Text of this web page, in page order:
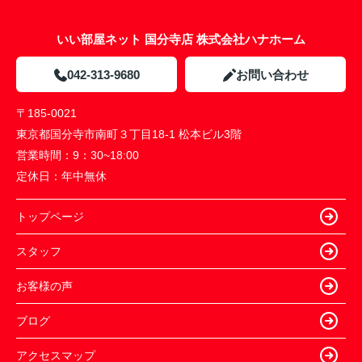
いい部屋ネット 国分寺店 株式会社ハナホーム
042-313-9680 お問い合わせ
〒185-0021
東京都国分寺市南町３丁目18-1 松本ビル3階
営業時間： 9：30~18:00
定休日： 年中無休
トップページ
スタッフ
お客様の声
ブログ
アクセスマップ